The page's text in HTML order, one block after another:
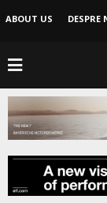
ABOUT US DESPRE